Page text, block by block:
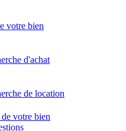
votre bien
d'achat
de location
votre bien